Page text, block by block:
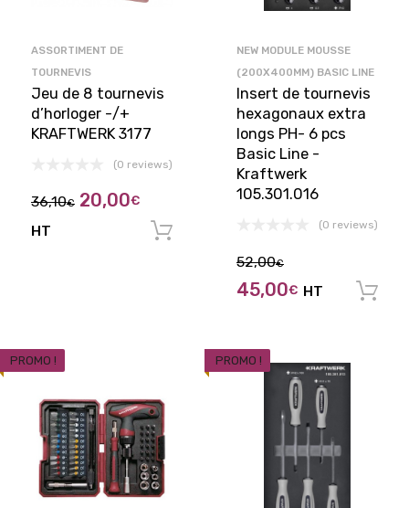
ASSORTIMENT DE
TOURNEVIS
Jeu de 8 tournevis
d’horloger -/+
KRAFTWERK 3177
(0 reviews)
36,10€ 20,00€
HT
NEW MODULE MOUSSE
(200X400MM) BASIC LINE
Insert de tournevis
hexagonaux extra
longs PH- 6 pcs
Basic Line -
Kraftwerk
105.301.016
(0 reviews)
52,00€
45,00€ HT
PROMO ! PROMO !